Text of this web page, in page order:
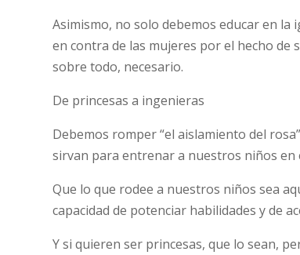
Asimismo, no solo debemos educar en
en contra de las mujeres por el hecho de
sobre todo, necesario.
De princesas a ingenieras
Debemos romper “el aislamiento del
sirvan para entrenar a nuestros niños en
Que lo que rodee a nuestros niños sea
capacidad de potenciar habilidades y de
Y si quieren ser princesas, que lo sean,